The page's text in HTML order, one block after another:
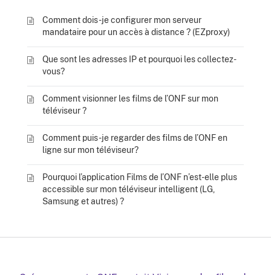
Comment dois-je configurer mon serveur
mandataire pour un accès à distance ? (EZproxy)
Que sont les adresses IP et pourquoi les collectez-
vous?
Comment visionner les films de l’ONF sur mon
téléviseur ?
Comment puis-je regarder des films de l’ONF en
ligne sur mon téléviseur?
Pourquoi l’application Films de l’ONF n’est-elle plus
accessible sur mon téléviseur intelligent (LG,
Samsung et autres) ?